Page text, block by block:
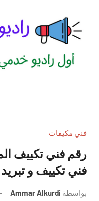
المحتوى
الكويت
للاعلانات
بالكويت
فني مكيفات
فني تكييف و
بواسطة Ammar Alkurdi